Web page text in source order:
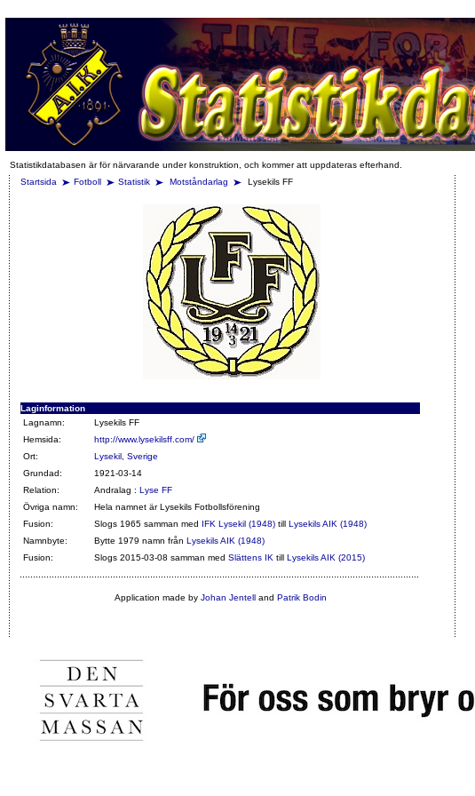
Statistikdatabasen är för närvarande under konstruktion, och kommer att uppdateras efterhand.
Startsida
Fotboll Statistik Motståndarlag Lysekils FF
Laginformation
Lagnamn:
Lysekils FF
Hemsida:
http://www.lysekilsff.com/
Ort:
Lysekil Sverige
Grundad:
1921-03-14
Relation:
Andralag : Lyse FF
Övriga namn:
Hela namnet är Lysekils Fotbollsförening
Fusion:
Slogs 1965 samman med IFK Lysekil (1948) till Lysekils AIK (1948)
Namnbyte:
Bytte 1979 namn från Lysekils AIK (1948)
Fusion:
Slogs 2015-03-08 samman med Slättens IK till Lysekils AIK (2015)
Application made by Johan Jentelland Patrik Bodin